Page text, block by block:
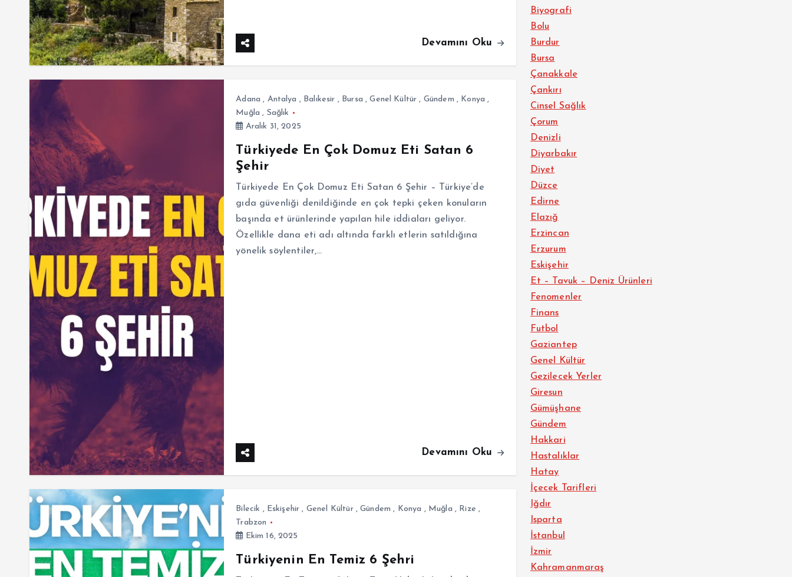
Devamını Oku
Adana , Antalya , Balıkesir , Bursa ,Genel Kültür , Gündem , Konya ,
Muğla , Sağlık
Aralık 31, 2025
Türkiyede En Çok Domuz Eti Satan 6
Şehir
Türkiyede En Çok Domuz Eti Satan 6 Şehir – Türkiye’de
gıda güvenliği denildiğinde en çok tepki çeken konuların
başında et ürünlerinde yapılan hile iddiaları geliyor.
Özellikle dana eti adı altında farklı etlerin satıldığına
yönelik söylentiler,…
Devamını Oku
Bilecik , Eskişehir , Genel Kültür,Gündem , Konya , Muğla , Rize ,
Trabzon
Ekim 16, 2025
Türkiyenin En Temiz 6 Şehri
Biyografi
Bolu
Burdur
Bursa
Çanakkale
Çankırı
Cinsel Sağlık
Çorum
Denizli
Diyarbakır
Diyet
Düzce
Edirne
Elazığ
Erzincan
Erzurum
Eskişehir
Et – Tavuk – Deniz Ürünleri
Fenomenler
Finans
Futbol
Gaziantep
Genel Kültür
Gezilecek Yerler
Giresun
Gümüşhane
Gündem
Hakkari
Hastalıklar
Hatay
İçecek Tarifleri
Iğdır
Isparta
İstanbul
İzmir
Kahramanmaraş